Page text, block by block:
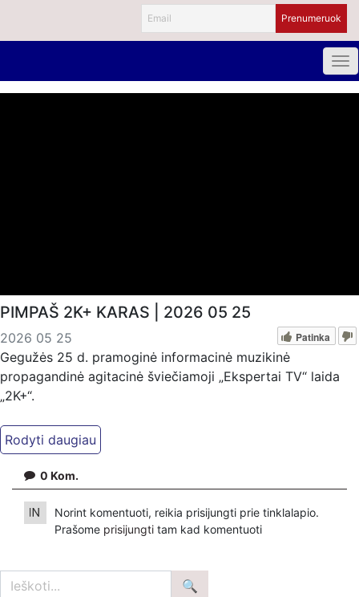
PIMPAŠ 2K+ KARAS | 2026 05 25
2026 05 25 Patinka
Gegužės 25 d. pramoginė informacinė muzikinė
propagandinė agitacinė šviečiamoji „Ekspertai TV“ laida
„2K+“.
Kiti mūsų kanalai:
Ekspertai.eu Telegram'e – https://t.me/ekspertaiTelegram
https://www.ekspertai.eu
Mūsų veikla galima tik dėka skaitytojų ir žiūrovų, mus
VšĮ „Ekspertai.eu“ per PayPal paspaudę šią nuorodą –
https://www.paypal.com/paypalme/Ekspertaieu?
0 Kom.
Norint komentuoti, reikia prisijungti prie tinklalapio.
Prašome prisijungti tam kad komentuoti